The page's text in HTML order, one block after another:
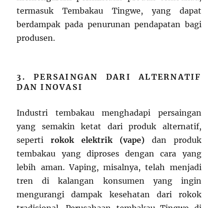
termasuk Tembakau Tingwe, yang dapat
berdampak pada penurunan pendapatan bagi
produsen.
3. PERSAINGAN DARI ALTERNATIF
DAN INOVASI
Industri tembakau menghadapi persaingan
yang semakin ketat dari produk alternatif,
sepertirokok elektrik (vape)dan produk
tembakau yang diproses dengan cara yang
lebih aman. Vaping, misalnya, telah menjadi
tren di kalangan konsumen yang ingin
mengurangi dampak kesehatan dari rokok